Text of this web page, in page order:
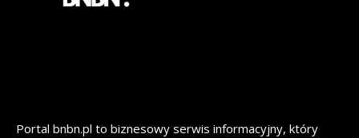
Portal bnbn.pl to biznesowy serwis informacyjny, który